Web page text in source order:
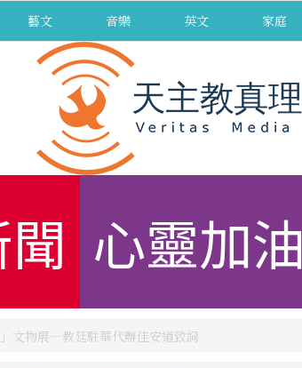
藝文 音樂 英文 家庭
心靈加油
文物展—教廷駐華代辦佳安道致詞